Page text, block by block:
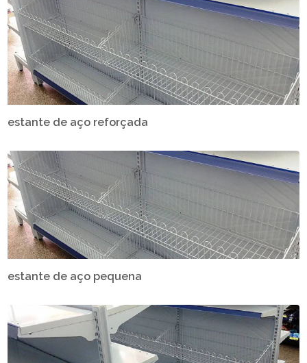
estante de aço reforçada
estante de aço pequena